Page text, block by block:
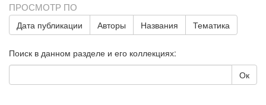
ПРОСМОТР ПО
Дата публикации Авторы Названия Тематика
Поиск в данном разделе и его коллекциях:
Ок